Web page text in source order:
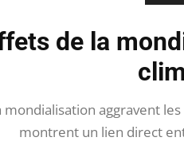
de la
mondialisation aggravent
montrent un lien direct